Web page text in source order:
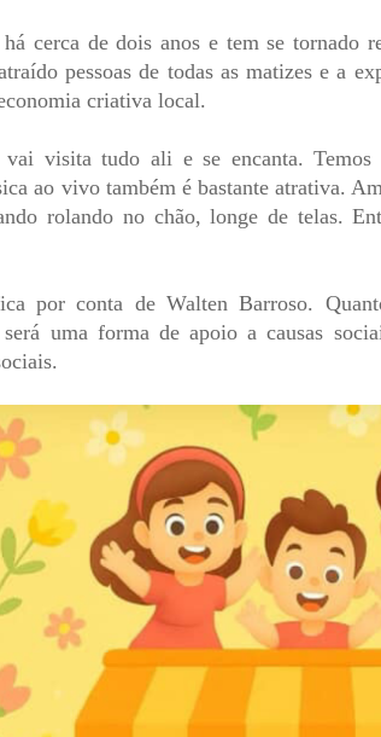
cerca de dois anos e tem se tornado
pessoas de todas as matizes e a
criativa local.
visita tudo ali e se encanta. Temos
ao vivo também é bastante atrativa.
rolando no chão, longe de telas.
por conta de Walten Barroso.
será uma forma de apoio a causas